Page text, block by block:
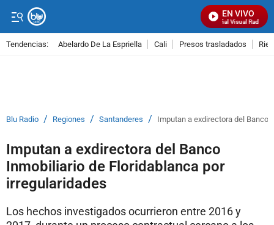
EN VIVO
Señal Visual Radio
Tendencias: Abelardo De La Espriella Cali Presos trasladados
Blu Radio / Regiones / Santanderes / Imputan a exdirectora del Banco
Imputan a exdirectora del Banco
Inmobiliario de Floridablanca por
irregularidades
Los hechos investigados ocurrieron entre 2016 y